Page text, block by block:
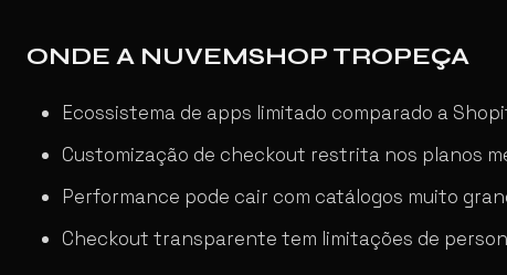
ONDE A NUVEMSHOP TROPEÇA
Ecossistema de apps limitado comparado a
Customização de checkout restrita nos planos
Performance pode cair com catálogos muito
Checkout transparente tem limitações de